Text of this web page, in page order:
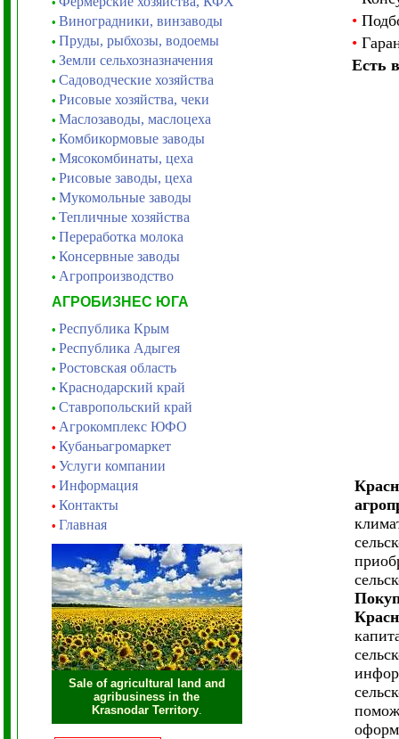
• Виноградники, винзаводы
• Пруды, рыбхозы, водоемы
• Земли сельхозназначения
• Садоводческие хозяйства
• Рисовые хозяйства, чеки
• Маслозаводы, маслоцеха
• Комбикормовые заводы
• Мясокомбинаты, цеха
• Рисовые заводы, цеха
• Мукомольные заводы
• Тепличные хозяйства
• Переработка молока
• Консервные заводы
• Агропроизводство
АГРОБИЗНЕС ЮГА
• Республика Крым
• Республика Адыгея
• Ростовская область
• Краснодарский край
• Ставропольский край
• Агрокомплекс ЮФО
• Кубаньагромаркет
• Услуги компании
• Информация
• Контакты
• Главная
Sale of agricultural land and
agribusiness in the
Krasnodar Territory.
•
•
Есть